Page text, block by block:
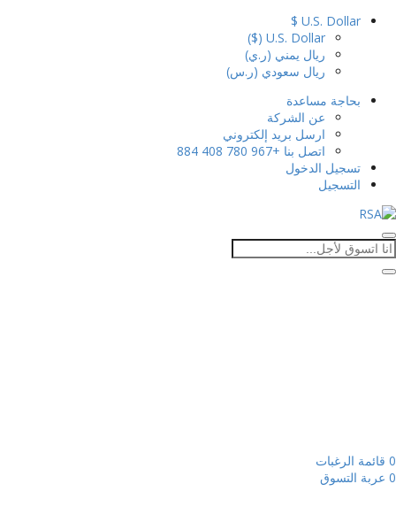
U.S. Dollar $
U.S. Dollar ($)
ريال يمني (ر.ي)
ريال سعودي (ر.س)
بحاجة مساعدة
عن الشركة
ارسل بريد إلكتروني
اتصل بنا +967 780 408 884
تسجيل الدخول
التسجيل
0 قائمة الرغبات
0 عربة التسوق